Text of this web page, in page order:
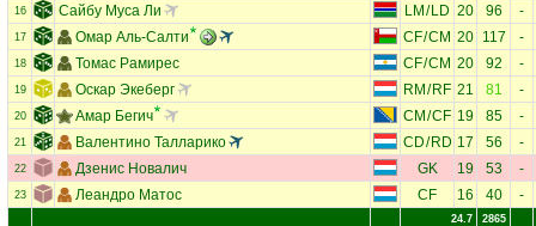
16 Сайбу Муса Ли LM / LD 20 96 -
17 Омар Аль-Салти CF/CM 20 117 -
18 Томас Рамирес CF/CM 20 92 -
19 Оскар Экеберг RM / RF 21 81 -
20 Амар Бегич CM /CF 19 85 -
21 Валентино Талларико CD/RD 17 56 -
22 Дзенис Новалич GK 19 53 -
23 Леандро Матос CF 16 40 -
24.7 2865